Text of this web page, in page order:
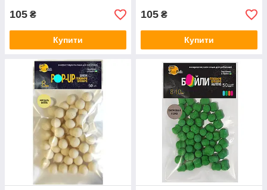
105 ₴
Купити
105 ₴
Купити